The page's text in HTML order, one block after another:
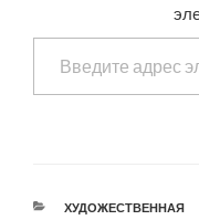
Введите адрес электронной почты…
РУБРИКИ
ХУДОЖЕСТВЕННАЯ